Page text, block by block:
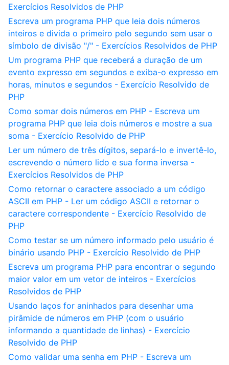
Exercícios Resolvidos de PHP
Escreva um programa PHP que leia dois números
inteiros e divida o primeiro pelo segundo sem usar o
símbolo de divisão "/" - Exercícios Resolvidos de PHP
Um programa PHP que receberá a duração de um
evento expresso em segundos e exiba-o expresso em
horas, minutos e segundos - Exercício Resolvido de
PHP
Como somar dois números em PHP - Escreva um
programa PHP que leia dois números e mostre a sua
soma - Exercício Resolvido de PHP
Ler um número de três dígitos, separá-lo e invertê-lo,
escrevendo o número lido e sua forma inversa -
Exercícios Resolvidos de PHP
Como retornar o caractere associado a um código
ASCII em PHP - Ler um código ASCII e retornar o
caractere correspondente - Exercício Resolvido de
PHP
Como testar se um número informado pelo usuário é
binário usando PHP - Exercício Resolvido de PHP
Escreva um programa PHP para encontrar o segundo
maior valor em um vetor de inteiros - Exercícios
Resolvidos de PHP
Usando laços for aninhados para desenhar uma
pirâmide de números em PHP (com o usuário
informando a quantidade de linhas) - Exercício
Resolvido de PHP
Como validar uma senha em PHP - Escreva um